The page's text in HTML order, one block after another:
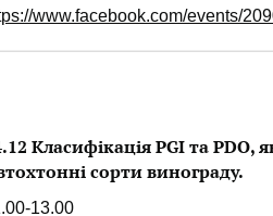
www.facebook.com/events/
Класифікація PGI та PDO,
сорти винограду.
13.00